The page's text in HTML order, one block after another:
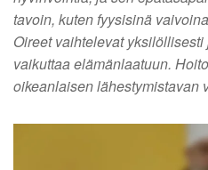
tavoin, kuten fyysisinä
Oireet vaihtelevat
vaikuttaa elämänlaatuun.
oikeanlaisen lähestymistavan